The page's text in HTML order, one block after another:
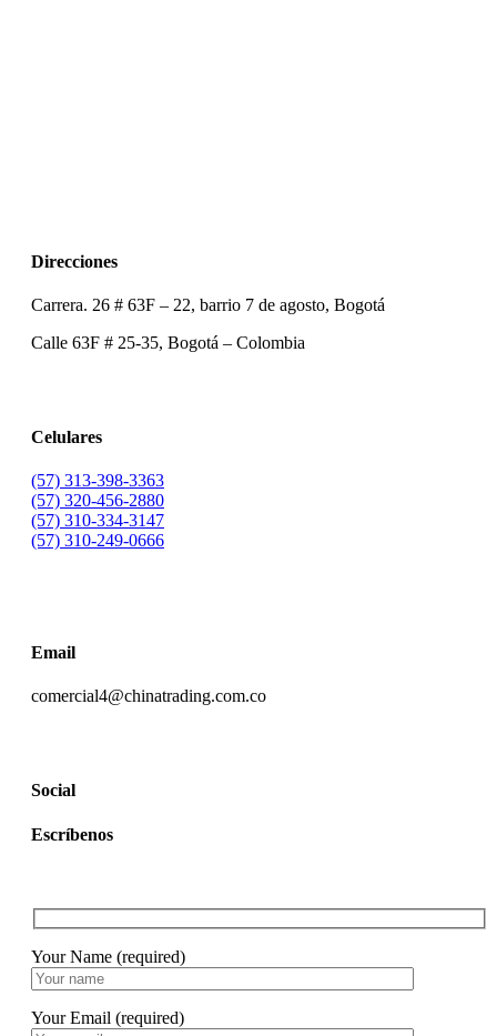
Direcciones
Carrera. 26 # 63F – 22, barrio 7 de agosto, Bogotá
Calle 63F # 25-35, Bogotá – Colombia
Celulares
(57) 313-398-3363
(57) 320-456-2880
(57) 310-334-3147
(57) 310-249-0666
Email
comercial4@chinatrading.com.co
Social
Escríbenos
Your Name (required)
Your Email (required)